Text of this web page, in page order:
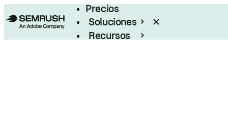
Precios
Soluciones
Recursos